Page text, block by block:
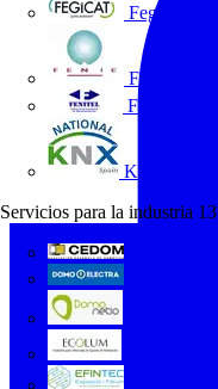
Fegicat
FENIE
FENITEL
KNX España
Servicios para la industria 13